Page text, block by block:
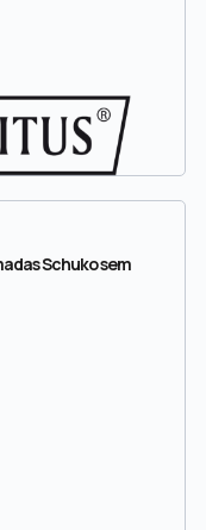
Schuko sem